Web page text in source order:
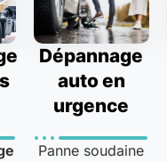
Dépannage
auto en
urgence
Panne soudaine